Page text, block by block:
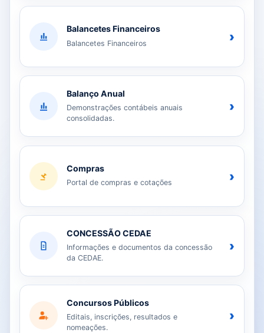
Balancetes Financeiros
Balancetes Financeiros ›
Balanço Anual
Demonstrações contábeis anuais
consolidadas.
›
Compras
Portal de compras e cotações ›
CONCESSÃO CEDAE
Informações e documentos da concessão
da CEDAE.
›
Concursos Públicos
Editais, inscrições, resultados e
nomeações.
›